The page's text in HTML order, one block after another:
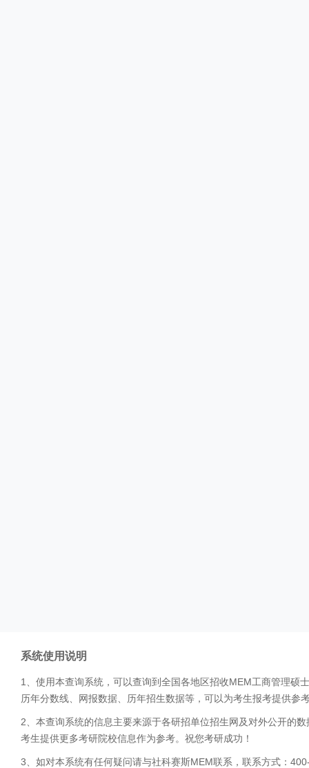
系统使用说明
1、使用本查询系统，可以查询到全国各地区招收MEM工商管理硕
历年分数线、网报数据、历年招生数据等，可以为考生报考提供参
2、本查询系统的信息主要来源于各研招单位招生网及对外公开的
考生提供更多考研院校信息作为参考。祝您考研成功！
3、如对本系统有任何疑问请与社科赛斯MEM联系，联系方式：